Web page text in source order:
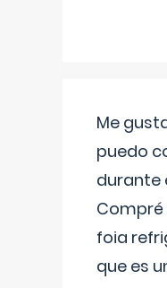
Me
puedo
durante
Compré
foia
que es